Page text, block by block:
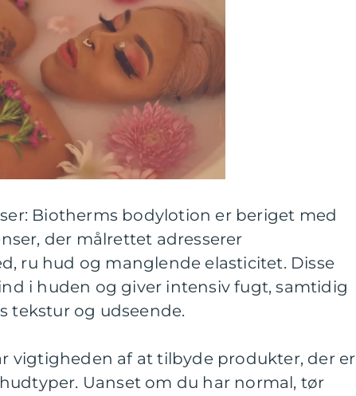
Biotherms bodylotion er beriget med
der målrettet adresserer
ru hud og manglende elasticitet. Disse
i huden og giver intensiv fugt, samtidig
tekstur og udseende.
vigtigheden af at tilbyde produkter, der er
Uanset om du har normal, tør